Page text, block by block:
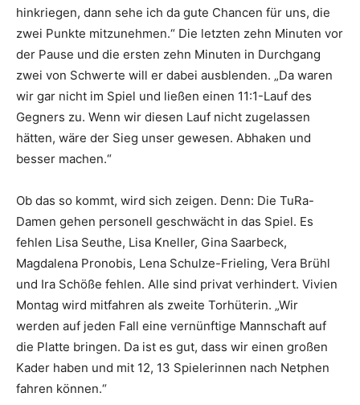
hinkriegen, dann sehe ich da gute Chancen für uns, die
zwei Punkte mitzunehmen.“ Die letzten zehn Minuten vor
der Pause und die ersten zehn Minuten in Durchgang
zwei von Schwerte will er dabei ausblenden. „Da waren
wir gar nicht im Spiel und ließen einen 11:1-Lauf des
Gegners zu. Wenn wir diesen Lauf nicht zugelassen
hätten, wäre der Sieg unser gewesen. Abhaken und
besser machen.“
Ob das so kommt, wird sich zeigen. Denn: Die TuRa-
Damen gehen personell geschwächt in das Spiel. Es
fehlen Lisa Seuthe, Lisa Kneller, Gina Saarbeck,
Magdalena Pronobis, Lena Schulze-Frieling, Vera Brühl
und Ira Schöße fehlen. Alle sind privat verhindert. Vivien
Montag wird mitfahren als zweite Torhüterin. „Wir
werden auf jeden Fall eine vernünftige Mannschaft auf
die Platte bringen. Da ist es gut, dass wir einen großen
Kader haben und mit 12, 13 Spielerinnen nach Netphen
fahren können.“